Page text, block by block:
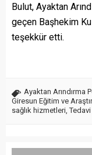
Bulut, Ayaktan
geçen Başhekim
teşekkür etti.
Ayaktan Arındırma
Giresun Eğitim ve
sağlık hizmetleri ,Tedavi